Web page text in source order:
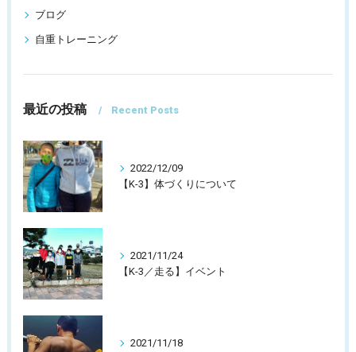
ブログ
自重トレーニング
最近の投稿 Recent Posts
2022/12/09
【K-3】体づくりについて
2021/11/24
【K-3／走る】イベント
2021/11/18